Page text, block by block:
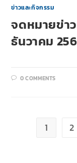
ข่าวและกิจกรรม
จดหมายข่า
ธันวาคม
0 COMMENTS
1 2